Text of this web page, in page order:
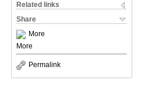
Related links
Share
More
More
Permalink